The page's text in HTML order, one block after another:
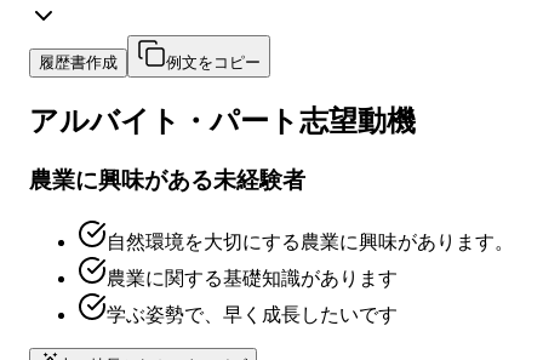
履歴書作成 例文をコピー
アルバイト・パート志望動機
農業に興味がある未経験者
自然環境を大切にする農業に興味があります。
農業に関する基礎知識があります
学ぶ姿勢で、早く成長したいです